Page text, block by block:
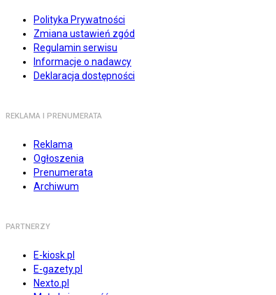
Polityka Prywatności
Zmiana ustawień zgód
Regulamin serwisu
Informacje o nadawcy
Deklaracja dostępności
REKLAMA I PRENUMERATA
Reklama
Ogłoszenia
Prenumerata
Archiwum
PARTNERZY
E-kiosk.pl
E-gazety.pl
Nexto.pl